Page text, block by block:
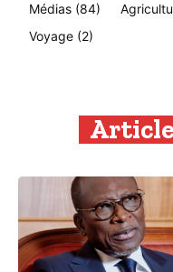
Médias (84)
Voyage (2)